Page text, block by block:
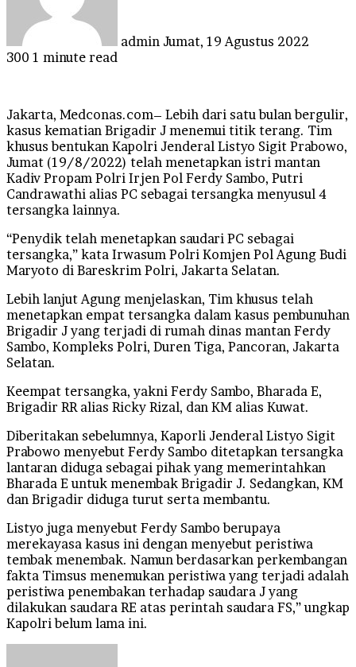
admin Jumat, 19 Agustus 2022
300 1 minute read
Jakarta, Medconas.com– Lebih dari satu bulan bergulir,
kasus kematian Brigadir J menemui titik terang. Tim
khusus bentukan Kapolri Jenderal Listyo Sigit Prabowo,
Jumat (19/8/2022) telah menetapkan istri mantan
Kadiv Propam Polri Irjen Pol Ferdy Sambo, Putri
Candrawathi alias PC sebagai tersangka menyusul 4
tersangka lainnya.
“Penydik telah menetapkan saudari PC sebagai
tersangka,” kata Irwasum Polri Komjen Pol Agung Budi
Maryoto di Bareskrim Polri, Jakarta Selatan.
Lebih lanjut Agung menjelaskan, Tim khusus telah
menetapkan empat tersangka dalam kasus pembunuhan
Brigadir J yang terjadi di rumah dinas mantan Ferdy
Sambo, Kompleks Polri, Duren Tiga, Pancoran, Jakarta
Selatan.
Keempat tersangka, yakni Ferdy Sambo, Bharada E,
Brigadir RR alias Ricky Rizal, dan KM alias Kuwat.
Diberitakan sebelumnya, Kaporli Jenderal Listyo Sigit
Prabowo menyebut Ferdy Sambo ditetapkan tersangka
lantaran diduga sebagai pihak yang memerintahkan
Bharada E untuk menembak Brigadir J. Sedangkan, KM
dan Brigadir diduga turut serta membantu.
Listyo juga menyebut Ferdy Sambo berupaya
merekayasa kasus ini dengan menyebut peristiwa
tembak menembak. Namun berdasarkan perkembangan
fakta Timsus menemukan peristiwa yang terjadi adalah
peristiwa penembakan terhadap saudara J yang
dilakukan saudara RE atas perintah saudara FS,” ungkap
Kapolri belum lama ini.